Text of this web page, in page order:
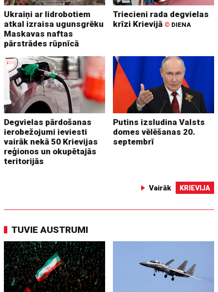
Ukraiņi ar lidrobotiem
atkal izraisa ugunsgrēku
Maskavas naftas
pārstrādes rūpnīcā
Triecieni rada degvielas
krīzi Krievijā © DIENA
Degvielas pārdošanas
ierobežojumi ieviesti
vairāk nekā 50 Krievijas
reģionos un okupētajās
teritorijās
Putins izsludina Valsts
domes vēlēšanas 20.
septembrī
Vairāk KRIEVIJA
TUVIE AUSTRUMI